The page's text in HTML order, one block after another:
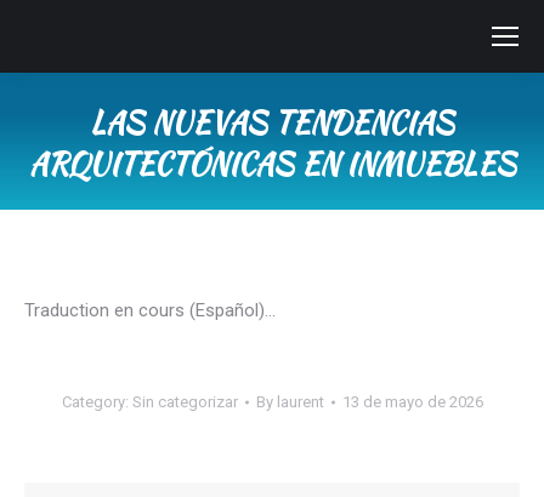
LAS NUEVAS TENDENCIAS
ARQUITECTÓNICAS EN INMUEBLES
Traduction en cours (Español)…
Category: Sin categorizar By laurent 13 de mayo de 2026